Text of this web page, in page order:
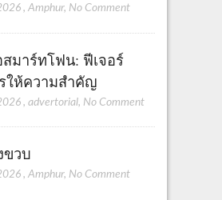
, Amphur, No Comment
มาร์ทโฟน: ฟีเจอร์
ให้ความสำคัญ
, advertorial, No Comment
ขวบ
, Amphur, No Comment